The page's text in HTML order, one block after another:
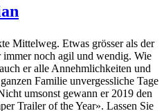
Mittelweg. Etwas grösser als der
immer noch agil und wendig. Wie
er alle Annehmlichkeiten und
Familie unvergessliche Tage
umsonst gewann er 2019 den
Trailer of the Year». Lassen Sie